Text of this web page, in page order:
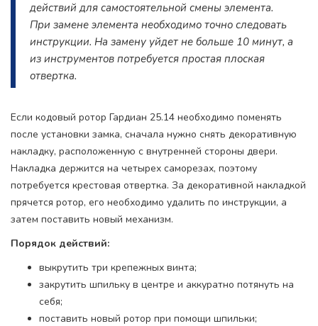
действий для самостоятельной смены элемента.
При замене элемента необходимо точно следовать
инструкции. На замену уйдет не больше 10 минут, а
из инструментов потребуется простая плоская
отвертка.
Если кодовый ротор Гардиан 25.14 необходимо поменять
после установки замка, сначала нужно снять декоративную
накладку, расположенную с внутренней стороны двери.
Накладка держится на четырех саморезах, поэтому
потребуется крестовая отвертка. За декоративной накладкой
прячется ротор, его необходимо удалить по инструкции, а
затем поставить новый механизм.
Порядок действий:
выкрутить три крепежных винта;
закрутить шпильку в центре и аккуратно потянуть на
себя;
поставить новый ротор при помощи шпильки;